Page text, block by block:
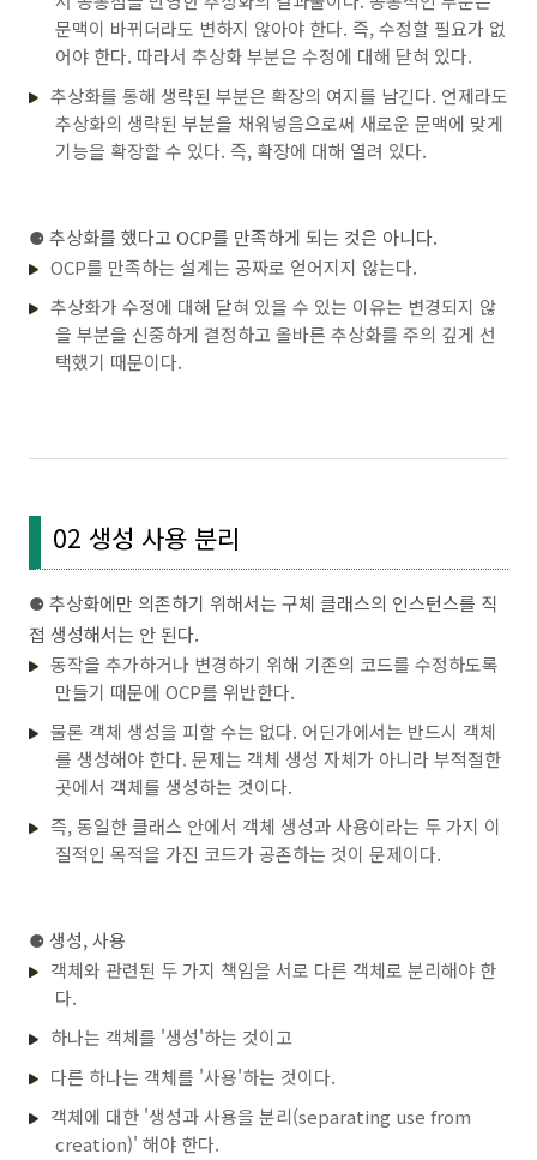
문맥이 바뀌더라도 변하지 않아야 한다. 즉, 수정할 필요가 없
어야 한다. 따라서 추상화 부분은 수정에 대해 닫혀 있다.
추상화를 통해 생략된 부분은 확장의 여지를 남긴다. 언제라도
추상화의 생략된 부분을 채워넣음으로써 새로운 문맥에 맞게
기능을 확장할 수 있다. 즉, 확장에 대해 열려 있다.
⚈ 추상화를 했다고 OCP를 만족하게 되는 것은 아니다.
OCP를 만족하는 설계는 공짜로 얻어지지 않는다.
추상화가 수정에 대해 닫혀 있을 수 있는 이유는 변경되지 않
을 부분을 신중하게 결정하고 올바른 추상화를 주의 깊게 선
택했기 때문이다.
02 생성 사용 분리
⚈ 추상화에만 의존하기 위해서는 구체 클래스의 인스턴스를 직
접 생성해서는 안 된다.
동작을 추가하거나 변경하기 위해 기존의 코드를 수정하도록
만들기 때문에 OCP를 위반한다.
물론 객체 생성을 피할 수는 없다. 어딘가에서는 반드시 객체
를 생성해야 한다. 문제는 객체 생성 자체가 아니라 부적절한
곳에서 객체를 생성하는 것이다.
즉, 동일한 클래스 안에서 객체 생성과 사용이라는 두 가지 이
질적인 목적을 가진 코드가 공존하는 것이 문제이다.
⚈ 생성, 사용
객체와 관련된 두 가지 책임을 서로 다른 객체로 분리해야 한
다.
하나는 객체를 '생성'하는 것이고
다른 하나는 객체를 '사용'하는 것이다.
객체에 대한 '생성과 사용을 분리(separating use from
creation)' 해야 한다.